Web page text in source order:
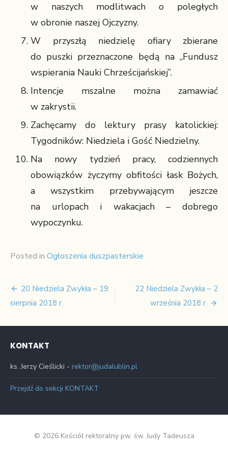
w naszych modlitwach o poległych
w obronie naszej Ojczyzny.
W przyszłą niedzielę ofiary zbierane
do puszki przeznaczone będą na „Fundusz
wspierania Nauki Chrześcijańskiej”.
Intencje mszalne można zamawiać
w zakrystii.
Zachęcamy do lektury prasy katolickiej:
Tygodników: Niedziela i Gość Niedzielny.
Na nowy tydzień pracy, codziennych
obowiązków życzymy obfitości łask Bożych,
a wszystkim przebywającym jeszcze
na urlopach i wakacjach – dobrego
wypoczynku.
Posted in Ogłoszenia duszpasterskie
Nawigacja
20 Niedziela Zwykła – 19
sierpnia 2018 r.
22 Niedziela Zwykła – 2
września 2018 r.
KONTAKT
ks. Jerzy Cieślicki - rektor@judalublin.pl
Przejdź do sekcji KONTAKT
© 2026 Kościół rektoralny pw. św. Judy Tadeusza